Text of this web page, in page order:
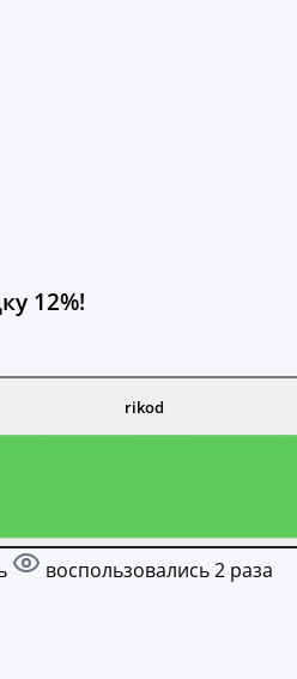
12%!
rikod
воспользовались 2 раза